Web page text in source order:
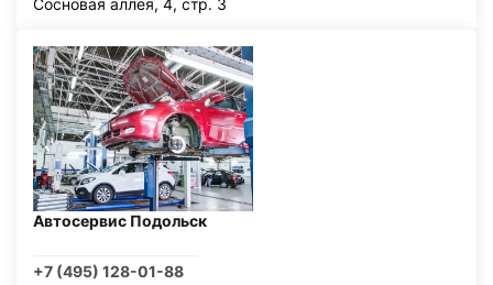
Сосновая аллея, 4, стр. 3
Автосервис Подольск
+7 (495) 128-01-88